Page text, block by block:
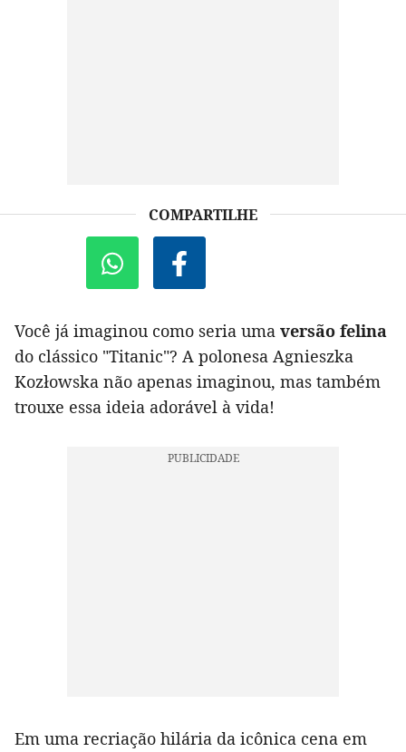
COMPARTILHE
Você já imaginou como seria uma versão felina
do clássico "Titanic"? A polonesa Agnieszka
Kozłowska não apenas imaginou, mas também
trouxe essa ideia adorável à vida!
Em uma recriação hilária da icônica cena em